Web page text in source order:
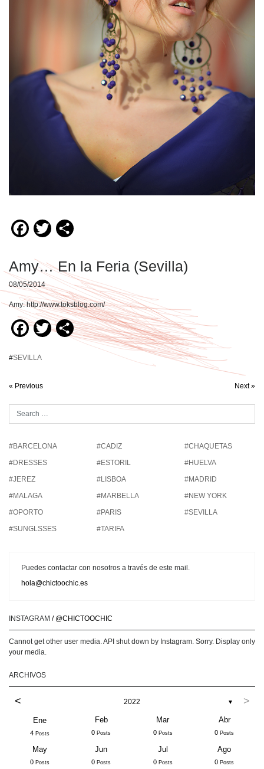
Facebook
Twitter
Amy… En la Feria (Sevilla)
08/05/2014
Amy: http://www.toksblog.com/
Facebook
TwitterCompartir
#SEVILLA
« Previous Next »
#BARCELONA #CADIZ
#CHAQUETAS
#DRESSES
#ESTORIL
#HUELVA
#JEREZ
#LISBOA
#MADRID
#MALAGA
#MARBELLA
#NEW YORK
#OPORTO
#PARIS
#SEVILLA
#SUNGLSSES
#TARIFA
Puedes contactar con nosotros a través de este mail.
hola@chictoochic.es
INSTAGRAM / @CHICTOOCHIC
Cannot get other user media. API shut down by Instagram. Sorry. Display only
your media.
ARCHIVOS
< 2022 ▼ >
Ene
4 Posts
Feb
0 Posts
Mar
0 Posts
Abr
0 Posts
May
0 Posts
Jun
0 Posts
Jul
0 Posts
Ago
0 Posts